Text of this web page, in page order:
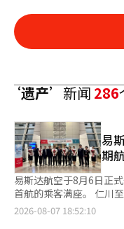
‘遗产’新闻286
易
期
易斯达航空于8月6日正
首航的乘客满座。 仁川
自本月6日起每周航班两
2026-08-07 18:52:10